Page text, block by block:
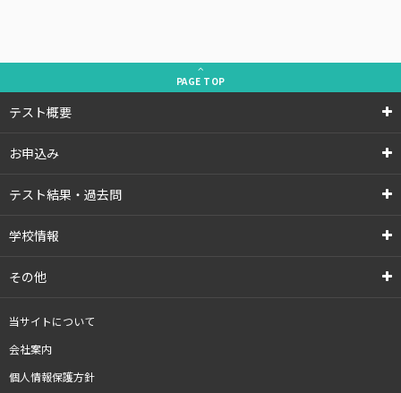
PAGE TOP
テスト概要
お申込み
テスト結果・過去問
学校情報
その他
当サイトについて
会社案内
個人情報保護方針